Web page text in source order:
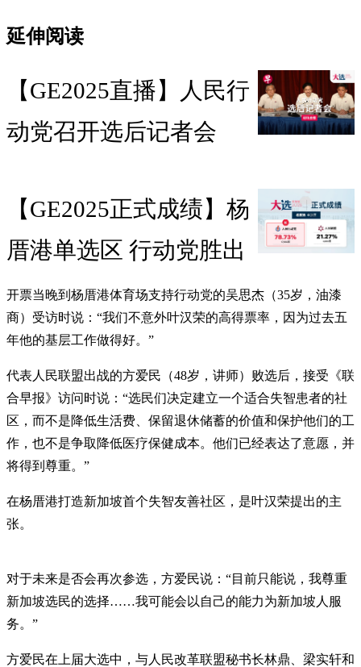
延伸阅读
【GE2025直播】人民行
动党召开选后记者会
【GE2025正式成绩】杨
厝港单选区 行动党胜出
开票当晚到杨厝港体育场支持行动党的吴思杰（35岁，油漆
商）受访时说：“我们不意外叶汉荣的高得票率，因为过去五
年他的基层工作做得好。”
代表人民联盟出战的方爱民（48岁，讲师）败选后，接受《联
合早报》访问时说：“选民们决定建立一个适合失智患者的社
区，而不是降低生活费、保留退休储蓄的价值和保护他们的工
作，也不是争取降低医疗保健成本。他们已经表达了意愿，并
将得到尊重。”
在杨厝港打造新加坡首个失智友善社区，是叶汉荣提出的主
张。
对于未来是否会再次参选，方爱民说：“目前只能说，我尊重
新加坡选民的选择……我可能会以自己的能力为新加坡人服
务。”
方爱民在上届大选中，与人民改革联盟秘书长林鼎、梁实轩和